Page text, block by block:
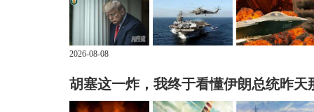
2026-08-08
胡塞这一炸，我终于看懂伊朗总统昨天